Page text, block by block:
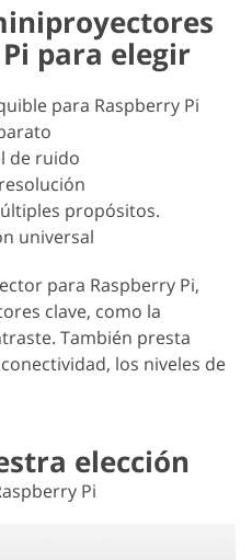
para elegir
para Raspberry Pi
de ruido
propósitos.
universal
para Raspberry Pi,
clave, como la
También presta
los niveles de
elección
Pi